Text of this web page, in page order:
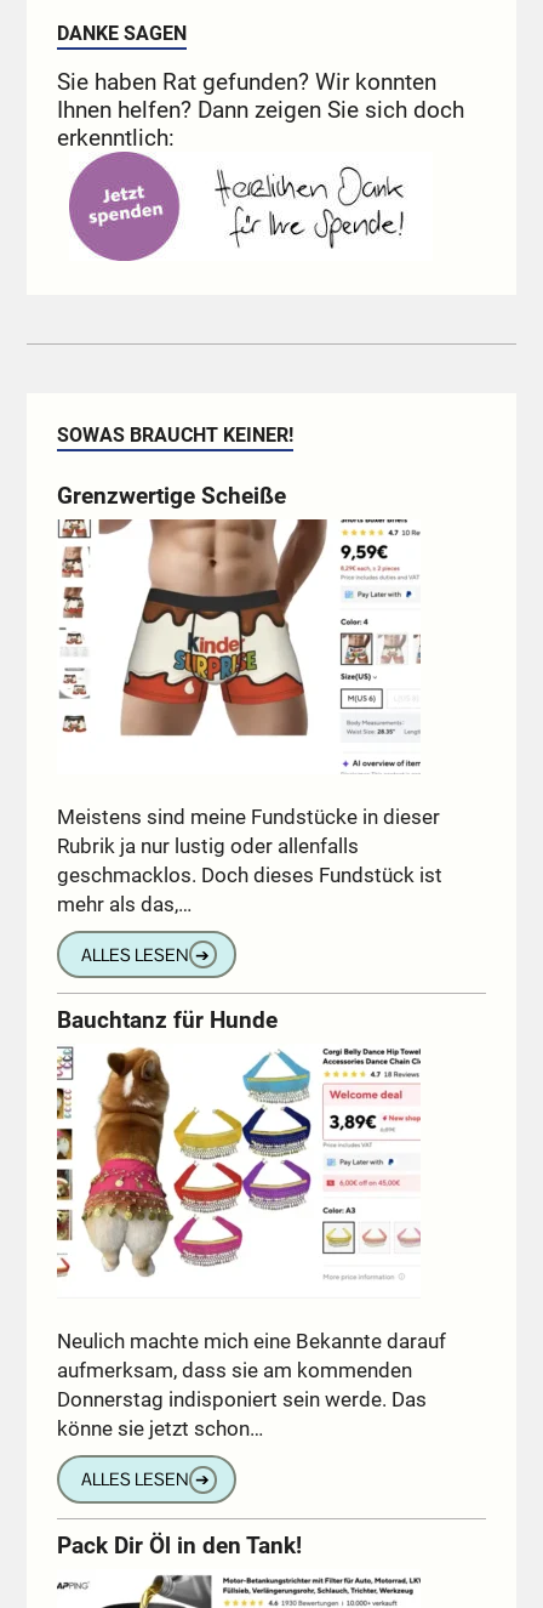
DANKE SAGEN
Sie haben Rat gefunden? Wir konnten
Ihnen helfen? Dann zeigen Sie sich doch
erkenntlich:
SOWAS BRAUCHT KEINER!
Grenzwertige Scheiße
Meistens sind meine Fundstücke in dieser
Rubrik ja nur lustig oder allenfalls
geschmacklos. Doch dieses Fundstück ist
mehr als das,…
ALLES LESEN ➔
Bauchtanz für Hunde
Neulich machte mich eine Bekannte darauf
aufmerksam, dass sie am kommenden
Donnerstag indisponiert sein werde. Das
könne sie jetzt schon…
ALLES LESEN ➔
Pack Dir Öl in den Tank!